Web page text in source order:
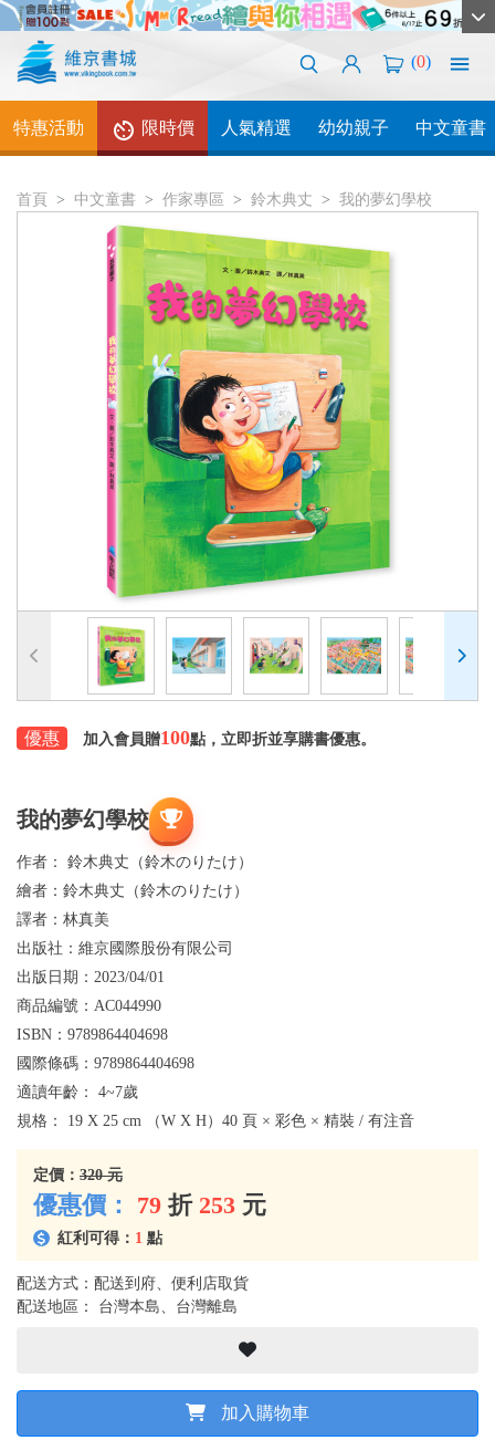
(0)
特惠活動 限時價 人氣精選 幼幼親子 中文童書
首頁 中文童書 作家專區 鈴木典丈 我的夢幻學校
優惠 加入會員贈100點，立即折並享購書優惠。
我的夢幻學校
作者： 鈴木典丈（鈴木のりたけ）
繪者： 鈴木典丈（鈴木のりたけ）
譯者： 林真美
出版社： 維京國際股份有限公司
出版日期： 2023/04/01
商品編號： AC044990
ISBN： 9789864404698
國際條碼： 9789864404698
適讀年齡： 4~7歲
規格： 19 X 25 cm （W X H）40 頁 × 彩色 × 精裝 / 有注音
定價： 320 元
優惠價： 79 折 253 元
紅利可得： 1 點
配送方式：配送到府、便利店取貨
配送地區： 台灣本島、台灣離島
加入購物車